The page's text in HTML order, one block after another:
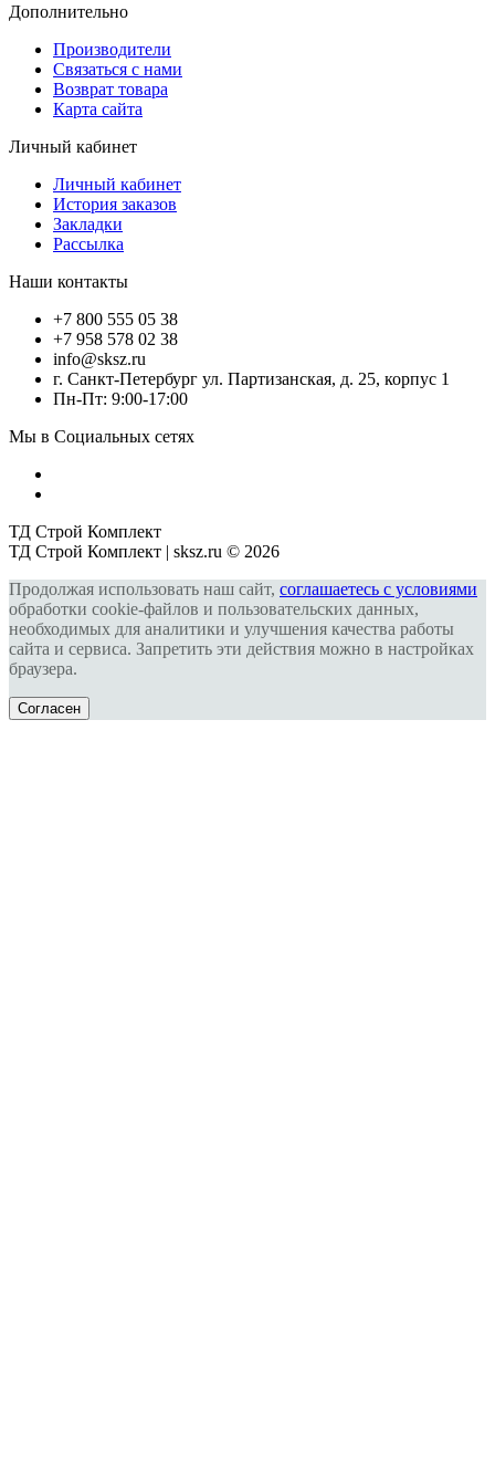
Дополнительно
Производители
Связаться с нами
Возврат товара
Карта сайта
Личный кабинет
Личный кабинет
История заказов
Закладки
Рассылка
Наши контакты
+7 800 555 05 38
+7 958 578 02 38
info@sksz.ru
г. Санкт-Петербург ул. Партизанская, д. 25, корпус 1
Пн-Пт: 9:00-17:00
Мы в Социальных сетях
ТД Строй Комплект
ТД Строй Комплект | sksz.ru © 2026
Продолжая использовать наш сайт, соглашаетесь с условиями
обработки cookie-файлов и пользовательских данных,
необходимых для аналитики и улучшения качества работы
сайта и сервиса. Запретить эти действия можно в настройках
браузера.
Согласен